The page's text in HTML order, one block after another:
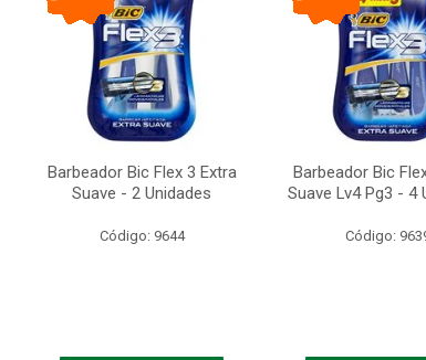
Barbeador Bic Flex 3 Extra
Suave - 2 Unidades
Código: 9644
Barbeador Bic
Suave Lv4 Pg3 - 4
Código: